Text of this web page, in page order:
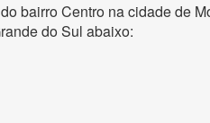
bairro Centro na cidade de
do Sul abaixo: